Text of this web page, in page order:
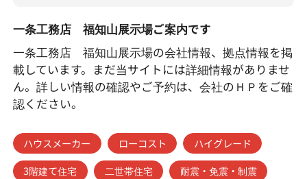
一条工務店 福知山展示場ご案内です
一条工務店 福知山展示場の会社情報、拠点情報を掲
載しています。まだ当サイトには詳細情報がありませ
ん。詳しい情報の確認やご予約は、会社のＨＰをご確
認ください。
ハウスメーカー ローコスト
ハイグレード
3階建て住宅
二世帯住宅
耐震・免震・制震